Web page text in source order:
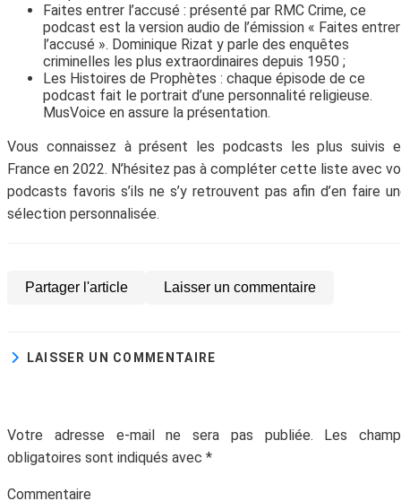
Faites entrer l’accusé : présenté par RMC Crime, ce
podcast est la version audio de l’émission « Faites entrer
l’accusé ». Dominique Rizat y parle des enquêtes
criminelles les plus extraordinaires depuis 1950 ;
Les Histoires de Prophètes : chaque épisode de ce
podcast fait le portrait d’une personnalité religieuse.
MusVoice en assure la présentation.
Vous connaissez à présent les podcasts les plus suivis
France en 2022. N’hésitez pas à compléter cette liste avec
podcasts favoris s’ils ne s’y retrouvent pas afin d’en faire
sélection personnalisée.
Partager l'article Laisser un commentaire
LAISSER UN COMMENTAIRE
Votre adresse e-mail ne sera pas publiée.
Les
obligatoires sont indiqués avec *
Commentaire